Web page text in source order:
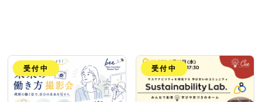
受付中 受付中